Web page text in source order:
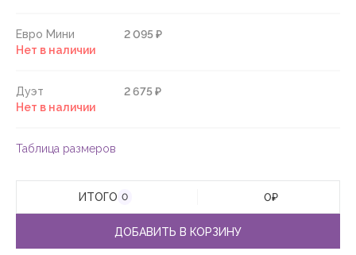
Евро Мини
2 095 ₽
Нет в наличии
Дуэт
2 675 ₽
Нет в наличии
Таблица размеров
ИТОГО 0 0₽
ДОБАВИТЬ В КОРЗИНУ